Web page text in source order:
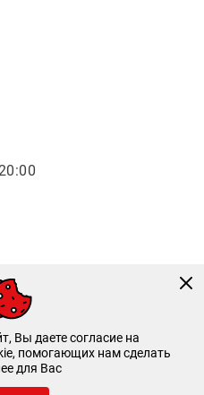
Вы даете согласие на
помогающих нам сделать
для Вас